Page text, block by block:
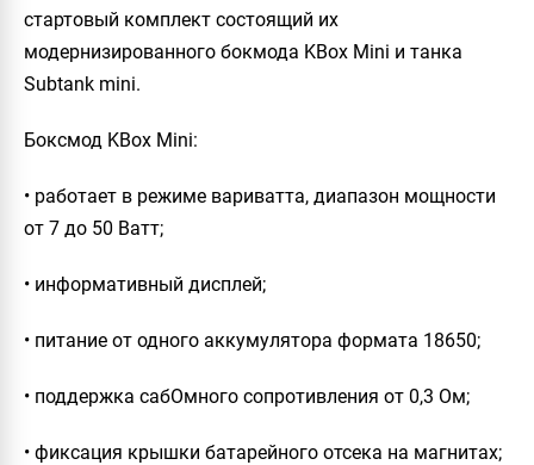
стартовый комплект состоящий их
модернизированного бокмода KBox Mini и танка
Subtank mini.
Боксмод KBox Mini:
• работает в режиме вариватта, диапазон мощности
от 7 до 50 Ватт;
• информативный дисплей;
• питание от одного аккумулятора формата 18650;
• поддержка сабОмного сопротивления от 0,3 Ом;
• фиксация крышки батарейного отсека на магнитах;